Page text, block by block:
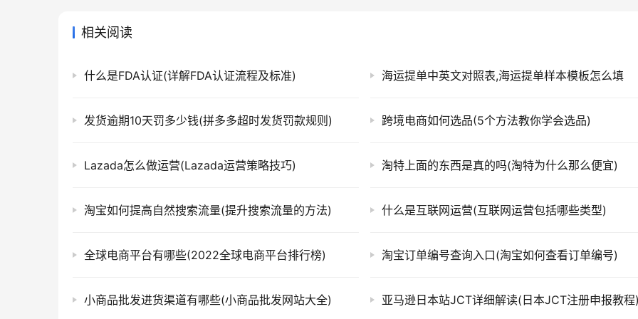
相关阅读
什么是FDA认证(详解FDA认证流程及标准) 海运提单中英文对照表,海运提单样本模板怎么填
发货逾期10天罚多少钱(拼多多超时发货罚款规则) 跨境电商如何选品(5个方法教你学会选品)
Lazada怎么做运营(Lazada运营策略技巧) 淘特上面的东西是真的吗(淘特为什么那么便宜)
淘宝如何提高自然搜索流量(提升搜索流量的方法) 什么是互联网运营(互联网运营包括哪些类型)
全球电商平台有哪些(2022全球电商平台排行榜) 淘宝订单编号查询入口(淘宝如何查看订单编号)
小商品批发进货渠道有哪些(小商品批发网站大全) 亚马逊日本站JCT详细解读(日本JCT注册申报教程